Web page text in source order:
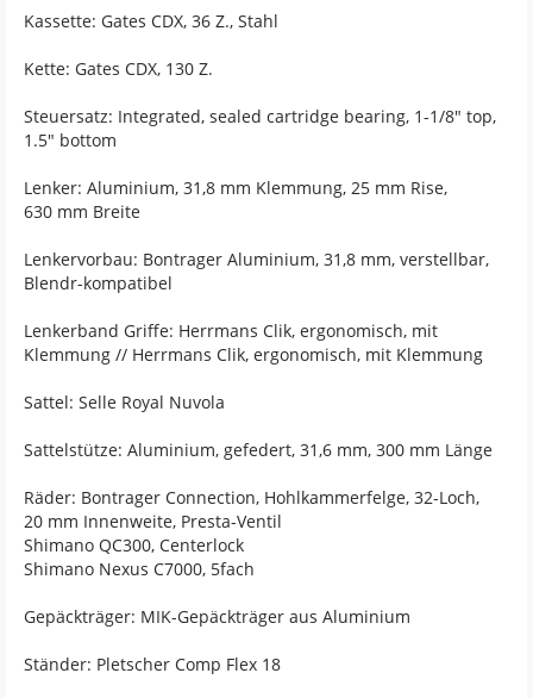
Kassette: Gates CDX, 36 Z., Stahl
Kette: Gates CDX, 130 Z.
Steuersatz: Integrated, sealed cartridge bearing, 1-1/8" top,
1.5" bottom
Lenker: Aluminium, 31,8 mm Klemmung, 25 mm Rise,
630 mm Breite
Lenkervorbau: Bontrager Aluminium, 31,8 mm, verstellbar,
Blendr-kompatibel
Lenkerband Griffe: Herrmans Clik, ergonomisch, mit
Klemmung // Herrmans Clik, ergonomisch, mit Klemmung
Sattel: Selle Royal Nuvola
Sattelstütze: Aluminium, gefedert, 31,6 mm, 300 mm Länge
Räder: Bontrager Connection, Hohlkammerfelge, 32-Loch,
20 mm Innenweite, Presta-Ventil
Shimano QC300, Centerlock
Shimano Nexus C7000, 5fach
Gepäckträger: MIK-Gepäckträger aus Aluminium
Ständer: Pletscher Comp Flex 18